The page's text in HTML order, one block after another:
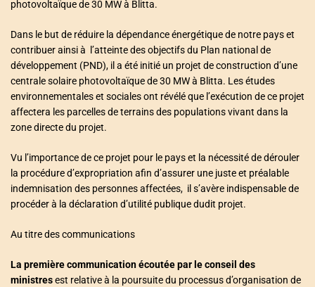
photovoltaïque de 30 MW à Blitta.
Dans le but de réduire la dépendance énergétique de notre pays et
contribuer ainsi à l’atteinte des objectifs du Plan national de
développement (PND), il a été initié un projet de construction d’une
centrale solaire photovoltaïque de 30 MW à Blitta. Les études
environnementales et sociales ont révélé que l’exécution de ce projet
affectera les parcelles de terrains des populations vivant dans la
zone directe du projet.
Vu l’importance de ce projet pour le pays et la nécessité de dérouler
la procédure d’expropriation afin d’assurer une juste et préalable
indemnisation des personnes affectées, il s’avère indispensable de
procéder à la déclaration d’utilité publique dudit projet.
Au titre des communications
La première communication écoutée par le conseil des
ministresest relative à la poursuite du processus d’organisation de